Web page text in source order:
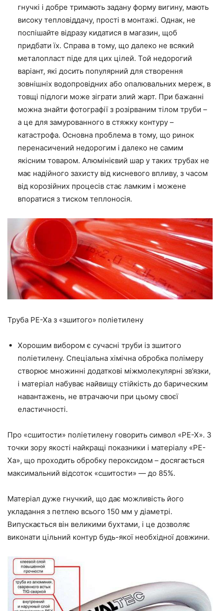
гнучкі і добре тримають задану форму вигину, мають
високу тепловіддачу, прості в монтажі. Однак, не
поспішайте відразу кидатися в магазин, щоб
придбати їх. Справа в тому, що далеко не всякий
металопласт піде для цих цілей. Той недорогий
варіант, які досить популярний для створення
зовнішніх водопровідних або опалювальних мереж, в
товщі підлоги може зіграти злий жарт. При бажанні
можна знайти фотографії з розірваним тілом труби –
а це для замурованного в стяжку контуру –
катастрофа. Основна проблема в тому, що ринок
перенасичений недорогим і далеко не самим
якісним товаром. Алюмінієвий шар у таких трубах не
має надійного захисту від кисневого впливу, з часом
від корозійних процесів стає ламким і можене
впоратися з тиском теплоносія.
Труба РЕ-Ха з «зшитого» поліетилену
Хорошим вибором є сучасні труби із зшитого
поліетилену. Спеціальна хімічна обробка полімеру
створює множинні додаткові міжмолекулярні зв’язки,
і матеріал набуває найвищу стійкість до барическим
навантажень, не втрачаючи при цьому своєї
еластичності.
Про «сшитости» поліетилену говорить символ «РЕ-Х». З
точки зору якості найкращі показники і матеріалу «РЕ-
Ха», що проходить обробку пероксидом – досягається
максимальний відсоток «сшитости» — до 85%.
Матеріал дуже гнучкий, що дає можливість його
укладання з петлею всього 150 мм у діаметрі.
Випускається він великими бухтами, і це дозволяє
виконати цільний контур будь-якої необхідної довжини.